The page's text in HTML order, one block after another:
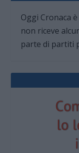
Oggi Cronaca
non riceve
parte di partiti